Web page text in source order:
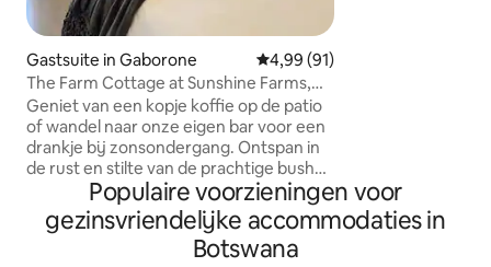
Gastsuite in Gaborone Gemiddelde beoordeling van
4,99 (91)
The Farm Cottage at Sunshine Farms,
vlakbij Mokolodi
Geniet van een kopje koffie op de patio
of wandel naar onze eigen bar voor een
drankje bij zonsondergang. Ontspan in
de rust en stilte van de prachtige bush
op slechts 15 minuten rijden van
Gaborone. Het boerderijhuisje ligt dicht
bij het natuurreservaat Mokolodi, op
een klein perceel van 4 hectare. Naast
Comfort en
naadloos verblijf
Populaire voorzieningen voor
gezinsvriendelijke accommodaties in
Botswana